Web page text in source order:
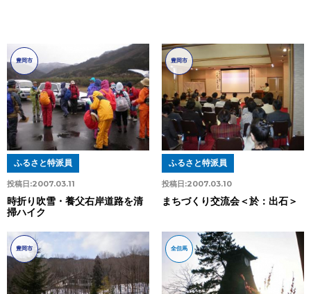
豊岡市
投稿日:2007.03.11
ふるさと特派員
時折り吹雪・養父右岸道路を清
掃ハイク
豊岡市
投稿日:2007.03.10
ふるさと特派員
まちづくり交流会＜於：出石＞
豊岡市 全但馬